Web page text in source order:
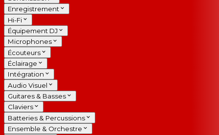
Enregistrement
Hi-Fi
Équipement DJ
Microphones
Écouteurs
Éclairage
Intégration
Audio Visuel
Guitares & Basses
Claviers
Batteries & Percussions
Ensemble & Orchestre